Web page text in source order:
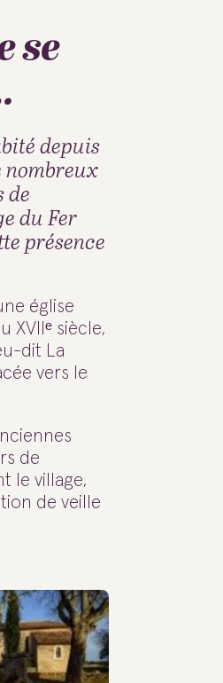
se
depuis
nombreux
de
du Fer
présence
église
XVIIᵉ siècle,
dit La
vers le
de
le village,
de veille